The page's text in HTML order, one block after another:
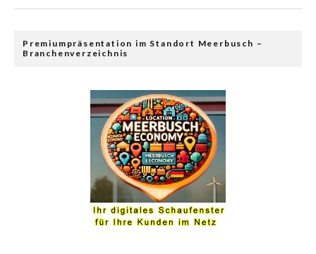
Premiumpräsentation im Standort Meerbusch –
Branchenverzeichnis